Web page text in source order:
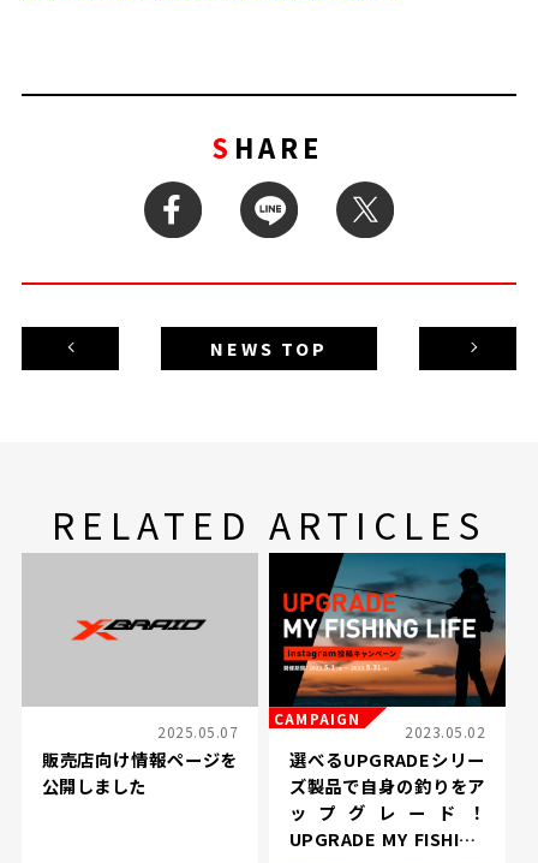
SHARE
NEWS TOP
RELATED ARTICLES
2025.05.07
販売店向け情報ページを
公開しました
2023.05.02
CAMPAIGN
選べるUPGRADEシリー
ズ製品で自身の釣りをア
ップグレード！
UPGRADE MY FISHING